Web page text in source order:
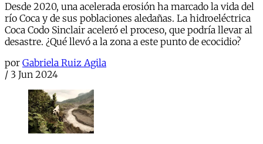
Desde 2020, una acelerada erosión ha marcado la vida del
río Coca y de sus poblaciones aledañas. La hidroeléctrica
Coca Codo Sinclair aceleró el proceso, que podría llevar al
desastre. ¿Qué llevó a la zona a este punto de ecocidio?
por Gabriela Ruiz Agila
/ 3 Jun 2024